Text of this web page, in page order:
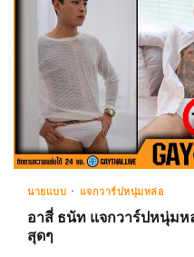
นายแบบ แจกวาร์ปหนุ่มหล่อ
อาสี่ ธนัท แจกวาร์ปหนุ่มห
สุดๆ